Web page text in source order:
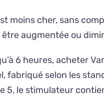
moins cher, sans
augmentée ou
6 heures, acheter
fabriqué selon les
5, le stimulateur